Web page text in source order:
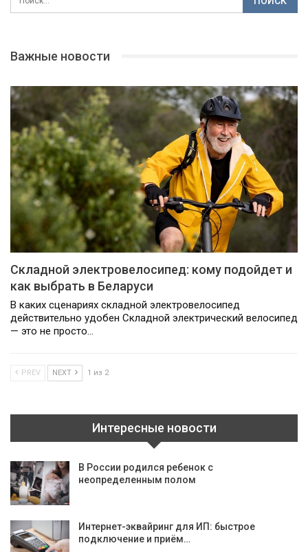
Важные новости
Складной электровелосипед: кому подойдет и
как выбрать в Беларуси
В каких сценариях складной электровелосипед
действительно удобен Складной электрический велосипед
— это не просто…
PREV NEXT 1 из 2
Интересные новости
В России родился ребенок с
неопределенным полом
Интернет-эквайринг для ИП: быстрое
подключение и приём…